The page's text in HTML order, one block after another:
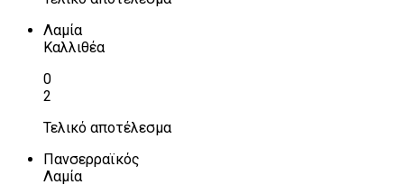
Λαμία
Καλλιθέα
0
2
Τελικό αποτέλεσμα
Πανσερραϊκός
Λαμία